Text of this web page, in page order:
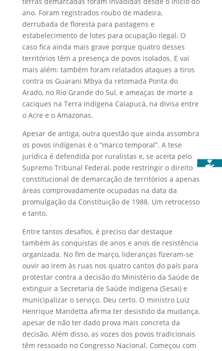
ano. Foram registrados roubo de madeira,
derrubada de floresta para pastagens e
estabelecimento de lotes para ocupação ilegal. O
caso fica ainda mais grave porque quatro desses
territórios têm a presença de povos isolados. E vai
mais além: também foram relatados ataques a tiros
contra os Guarani Mbya da retomada Ponta do
Arado, no Rio Grande do Sul, e ameaças de morte a
caciques na Terra Indígena Caiapucá, na divisa entre
o Acre e o Amazonas.
Apesar de antiga, outra questão que ainda assombra
os povos indígenas é o “marco temporal”. A tese
jurídica é defendida por ruralistas e, se aceita pelo
Supremo Tribunal Federal, pode restringir o direito
constitucional de demarcação de territórios a apenas
áreas comprovadamente ocupadas na data da
promulgação da Constituição de 1988. Um retrocesso
e tanto.
Entre tantos desafios, é preciso dar destaque
também às conquistas de anos e anos de resistência
organizada. No fim de março, lideranças fizeram-se
ouvir ao irem às ruas nos quatro cantos do país para
protestar contra a decisão do Ministério da Saúde de
extinguir a Secretaria de Saúde Indígena (Sesai) e
municipalizar o serviço. Deu certo. O ministro Luiz
Henrique Mandetta afirma ter desistido da mudança,
apesar de não ter dado prova mais concreta da
decisão. Além disso, as vozes dos povos tradicionais
têm ressoado no Congresso Nacional. Começou com